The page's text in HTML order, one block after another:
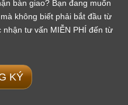
bàn giao? Bạn đang muốn
không biết phải bắt đầu từ
nhận tư vấn MIỄN PHÍ đến từ
KÝ